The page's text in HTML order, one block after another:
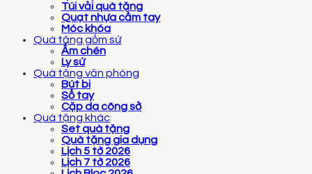
Túi vải quà tặng
Quạt nhựa cầm tay
Móc khóa
Quà tặng gốm sứ
Ấm chén
Ly sứ
Quà tặng văn phòng
Bút bi
Sổ tay
Cặp da công sở
Quà tặng khác
Set quà tặng
Quà tặng gia dụng
Lịch 5 tờ 2026
Lịch 7 tờ 2026